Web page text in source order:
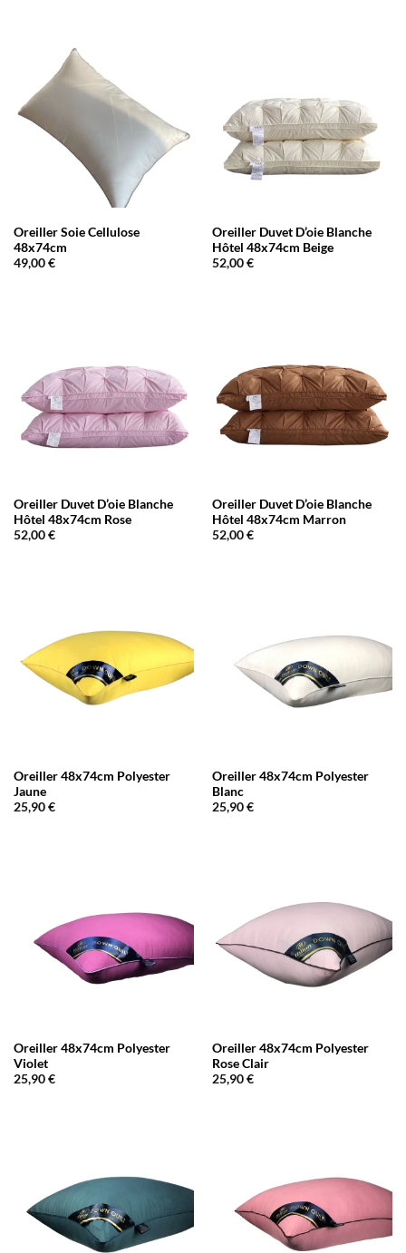
Oreiller Soie Cellulose
48x74cm
49,00€
Oreiller Duvet D’oie Blanche
Hôtel 48x74cm Beige
52,00€
Oreiller Duvet D’oie Blanche
Hôtel 48x74cm Rose
52,00€
Oreiller Duvet D’oie Blanche
Hôtel 48x74cm Marron
52,00€
Oreiller 48x74cm Polyester
Jaune
25,90€
Oreiller 48x74cm Polyester
Blanc
25,90€
Oreiller 48x74cm Polyester
Violet
25,90€
Oreiller 48x74cm Polyester
Rose Clair
25,90€